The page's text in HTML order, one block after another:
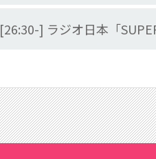
[26:30-] ラジオ日本「